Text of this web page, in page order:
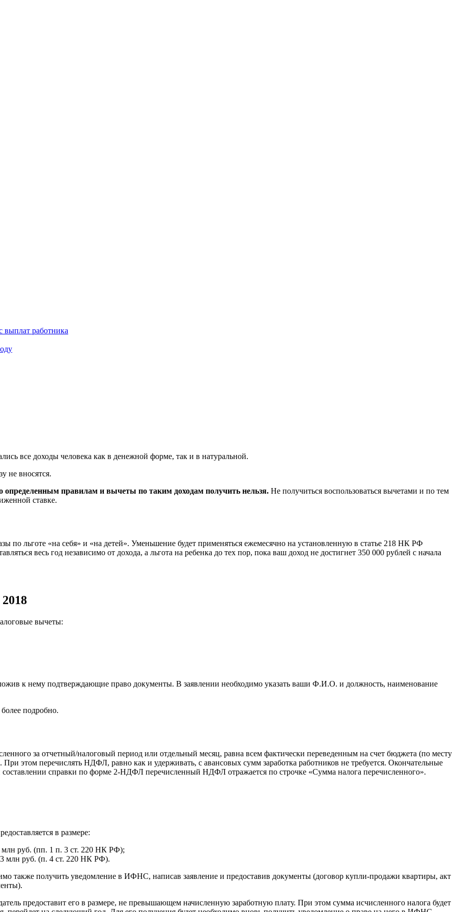
выплат работника
все доходы человека как в денежной форме, так и в натуральной.
не вносятся.
определенным правилам и вычеты по таким доходам получить нельзя. Не получиться воспользоваться вычетами и по тем
ставке.
по льготе «на себя» и «на детей». Уменьшение будет применяться ежемесячно на установленную в статье 218 НК РФ
весь год независимо от дохода, а льгота на ребенка до тех пор, пока ваш доход не достигнет 350 000 рублей с начала
вычеты:
к нему подтверждающие право документы. В заявлении необходимо указать ваши Ф.И.О. и должность, наименование
подробно.
за отчетный/налоговый период или отдельный месяц, равна всем фактически переведенным на счет бюджета (по месту
При этом перечислять НДФЛ, равно как и удерживать, с авансовых сумм заработка работников не требуется. Окончательные
справки по форме 2-НДФЛ перечисленный НДФЛ отражается по строчке «Сумма налога перечисленного».
в размере:
млн руб. (пп. 1 п. 3 ст. 220 НК РФ);
млн руб. (п. 4 ст. 220 НК РФ).
также получить уведомление в ИФНС, написав заявление и предоставив документы (договор купли-продажи квартиры, акт
предоставит его в размере, не превышающем начисленную заработную плату. При этом сумма исчисленного налога будет